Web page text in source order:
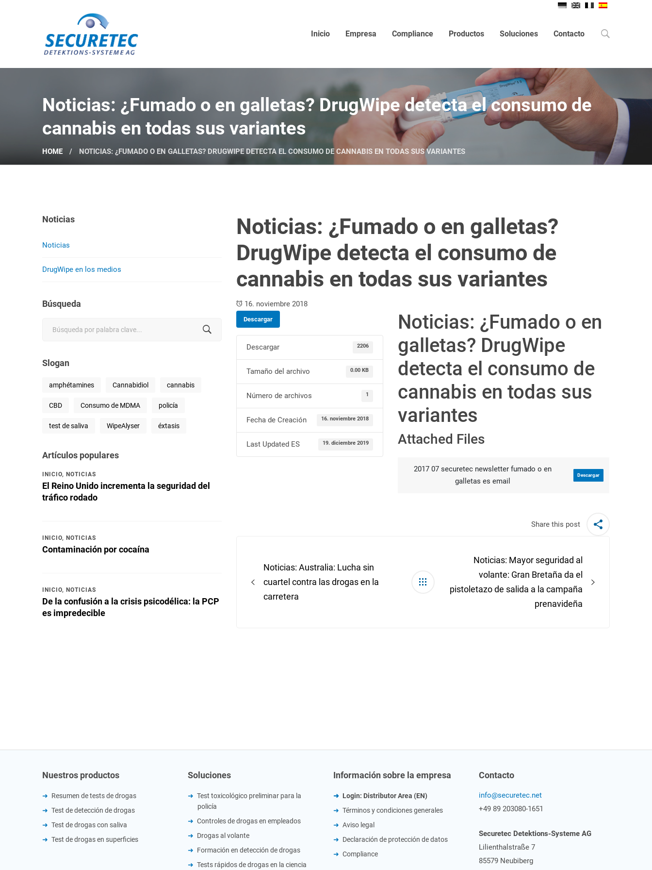
Inicio Empresa Compliance Productos Soluciones Contacto
Noticias: ¿Fumado o en galletas? DrugWipe detecta el consumo de
cannabis en todas sus variantes
HOME NOTICIAS: ¿FUMADO O EN GALLETAS? DRUGWIPE DETECTA EL CONSUMO DE CANNABIS EN TODAS SUS VARIANTES
Noticias
Noticias
DrugWipe en los medios
Búsqueda
Slogan
amphétamines Cannabidiol cannabis
CBD Consumo de MDMA policía
test de saliva WipeAlyser éxtasis
Artículos populares
INICIO, NOTICIAS
El Reino Unido incrementa la seguridad del
tráfico rodado
INICIO, NOTICIAS
Contaminación por cocaína
INICIO, NOTICIAS
De la confusión a la crisis psicodélica: la PCP
es impredecible
Noticias: ¿Fumado o en galletas?
DrugWipe detecta el consumo de
cannabis en todas sus variantes
16. noviembre 2018
Descargar
Descargar 2206
Tamaño del archivo 0.00 KB
Número de archivos 1
Fecha de Creación 16. noviembre 2018
Last Updated ES 19. diciembre 2019
Noticias: ¿Fumado o en
galletas? DrugWipe
detecta el consumo de
cannabis en todas sus
variantes
Attached Files
2017 07 securetec newsletter fumado o en
galletas es email
Descargar
Share this post
navigation
Noticias: Australia: Lucha sin
cuartel contra las drogas en la
carretera
Noticias: Mayor seguridad al
volante: Gran Bretaña da el
pistoletazo de salida a la campaña
prenavideña
Nuestros productos
Resumen de tests de drogas
Test de detección de drogas
Test de drogas con saliva
Test de drogas en superficies
Soluciones
Test toxicológico preliminar para la
policía
Controles de drogas en empleados
Drogas al volante
Formación en detección de drogas
Tests rápidos de drogas en la ciencia
Información sobre la empresa
Login: Distributor Area (EN)
Términos y condiciones generales
Aviso legal
Declaración de protección de datos
Compliance
Contacto
info@securetec.net
+49 89 203080-1651
Securetec Detektions-Systeme AG
Lilienthalstraße 7
85579 Neubiberg